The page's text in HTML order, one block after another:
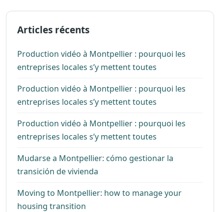
Articles récents
Production vidéo à Montpellier : pourquoi les
entreprises locales s’y mettent toutes
Production vidéo à Montpellier : pourquoi les
entreprises locales s’y mettent toutes
Production vidéo à Montpellier : pourquoi les
entreprises locales s’y mettent toutes
Mudarse a Montpellier: cómo gestionar la
transición de vivienda
Moving to Montpellier: how to manage your
housing transition